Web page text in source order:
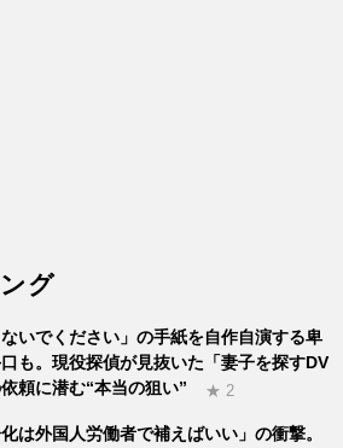
グ
ないでください」の手紙を自作自演する卑
も。現役探偵が見抜いた「妻子を探すDV
頼に潜む“本当の狙い”
★ 2
化は外国人労働者で補えばいい」の衝撃。